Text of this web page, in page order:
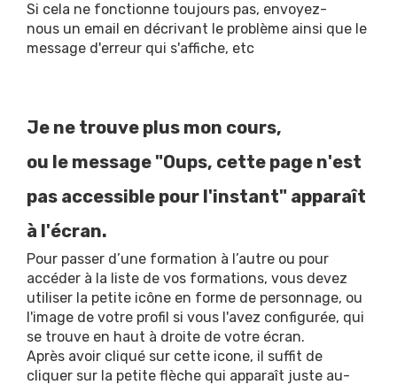
Si cela ne fonctionne toujours pas, envoyez-
nous un email en décrivant le problème ainsi que le
message d'erreur qui s'affiche, etc
Je ne trouve plus mon cours,
ou le message "Oups, cette page n'est
pas accessible pour l'instant" apparaît
à l'écran.
Pour passer d’une formation à l’autre ou pour
accéder à la liste de vos formations, vous devez
utiliser la petite icône en forme de personnage, ou
l'image de votre profil si vous l'avez configurée, qui
se trouve en haut à droite de votre écran.
Après avoir cliqué sur cette icone, il suffit de
cliquer sur la petite flèche qui apparaît juste au-